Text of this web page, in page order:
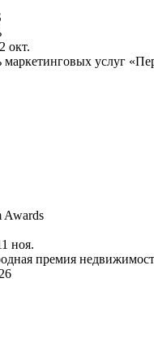
окт.
маркетинговых услуг
Awards
ноя.
премия